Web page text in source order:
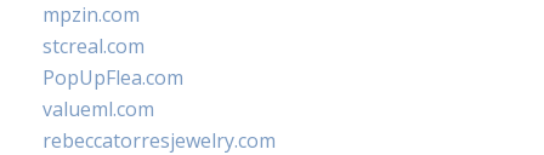
mpzin.com
stcreal.com
PopUpFlea.com
valueml.com
rebeccatorresjewelry.com